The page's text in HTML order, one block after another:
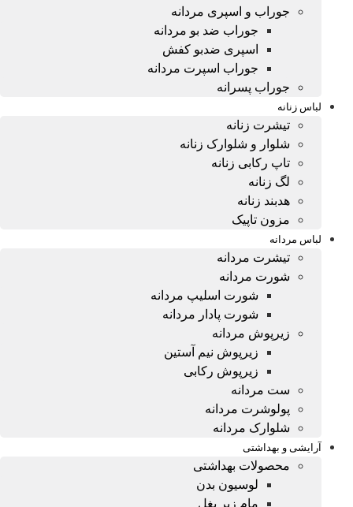
جوراب و اسپری مردانه
جوراب ضد بو مردانه
اسپری ضدبو کفش
جوراب اسپرت مردانه
جوراب پسرانه
لباس زنانه
تیشرت زنانه
شلوار و شلوارک زنانه
تاپ رکابی زنانه
لگ زنانه
هدبند زنانه
مزون تاپیک
لباس مردانه
تیشرت مردانه
شورت مردانه
شورت اسلیپ مردانه
شورت پادار مردانه
زیرپوش مردانه
زیرپوش نیم آستین
زیرپوش رکابی
ست مردانه
پولوشرت مردانه
شلوارک مردانه
آرایشی و بهداشتی
محصولات بهداشتی
لوسیون بدن
مام زیر بغل